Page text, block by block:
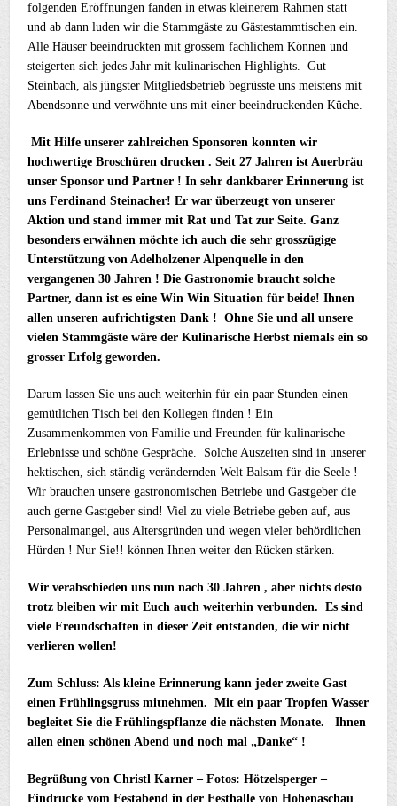
folgenden Eröffnungen fanden in etwas kleinerem Rahmen statt
und ab dann luden wir die Stammgäste zu Gästestammtischen ein.
Alle Häuser beeindruckten mit grossem fachlichem Können und
steigerten sich jedes Jahr mit kulinarischen Highlights. Gut
Steinbach, als jüngster Mitgliedsbetrieb begrüsste uns meistens mit
Abendsonne und verwöhnte uns mit einer beeindruckenden Küche.
Mit Hilfe unserer zahlreichen Sponsoren konnten wir
hochwertige Broschüren drucken . Seit 27 Jahren ist Auerbräu
unser Sponsor und Partner ! In sehr dankbarer Erinnerung ist
uns Ferdinand Steinacher! Er war überzeugt von unserer
Aktion und stand immer mit Rat und Tat zur Seite. Ganz
besonders erwähnen möchte ich auch die sehr grosszügige
Unterstützung von Adelholzener Alpenquelle in den
vergangenen 30 Jahren ! Die Gastronomie braucht solche
Partner, dann ist es eine Win Win Situation für beide! Ihnen
allen unseren aufrichtigsten Dank !Ohne Sie und all unsere
vielen Stammgäste wäre der Kulinarische Herbst niemals ein so
grosser Erfolg geworden.
Darum lassen Sie uns auch weiterhin für ein paar Stunden einen
gemütlichen Tisch bei den Kollegen finden ! Ein
Zusammenkommen von Familie und Freunden für kulinarische
Erlebnisse und schöne Gespräche. Solche Auszeiten sind in unserer
hektischen, sich ständig verändernden Welt Balsam für die Seele !
Wir brauchen unsere gastronomischen Betriebe und Gastgeber die
auch gerne Gastgeber sind! Viel zu viele Betriebe geben auf, aus
Personalmangel, aus Altersgründen und wegen vieler behördlichen
Hürden ! Nur Sie!! können Ihnen weiter den Rücken stärken.
Wir verabschieden uns nun nach 30 Jahren , aber nichts desto
trotz bleiben wir mit Euch auch weiterhin verbunden.Es sind
viele Freundschaften in dieser Zeit entstanden, die wir nicht
verlieren wollen!
Zum Schluss: Als kleine Erinnerung kann jeder zweite Gast
einen Frühlingsgruss mitnehmen. Mit ein paar Tropfen Wasser
begleitet Sie die Frühlingspflanze die nächsten Monate.Ihnen
allen einen schönen Abend und noch mal „Danke“ !
Begrüßung von Christl Karner – Fotos: Hötzelsperger –
Eindrucke vom Festabend in der Festhalle von Hohenaschau